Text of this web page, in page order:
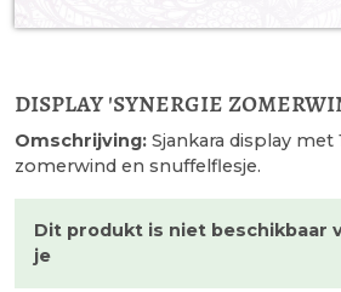
display 'synergie
Omschrijving: Sjankara display met
zomerwind en snuffelflesje.
Dit produkt is niet beschikbaar
je